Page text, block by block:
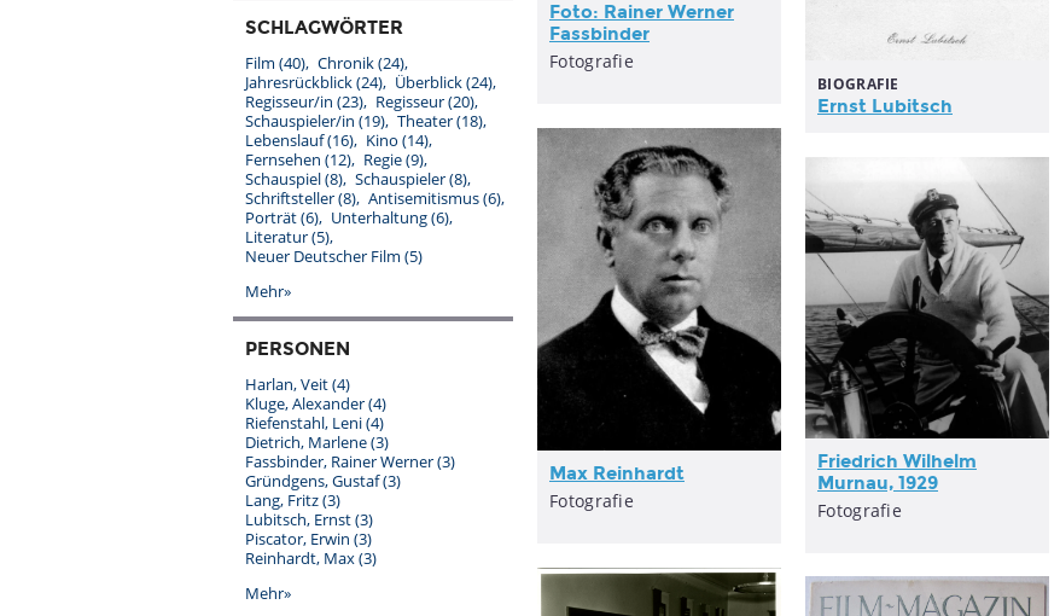
BIOGRAFIE
Ernst Lubitsch
Foto: Rainer Werner
Fassbinder
Fotografie
Max Reinhardt
Fotografie
Friedrich Wilhelm
Murnau, 1929
Fotografie
SCHLAGWÖRTER
Film (40) Chronik(24)
Jahresrückblick(24) Überblick(24)
Regisseur/in (23) Regisseur(20)
Schauspieler/in (19) Theater(18)
Lebenslauf(16) Kino (14)
Fernsehen (12) Regie(9)
Schauspiel(8) Schauspieler(8)
Schriftsteller(8) Antisemitismus(6)
Porträt(6) Unterhaltung(6)
Literatur(5)
Neuer Deutscher Film (5)
Mehr»
PERSONEN
Harlan, Veit(4)
Kluge, Alexander(4)
Riefenstahl, Leni(4)
Dietrich, Marlene(3)
Fassbinder, Rainer Werner(3)
Gründgens, Gustaf(3)
Lang, Fritz(3)
Lubitsch, Ernst(3)
Piscator, Erwin (3)
Reinhardt, Max(3)
Mehr»